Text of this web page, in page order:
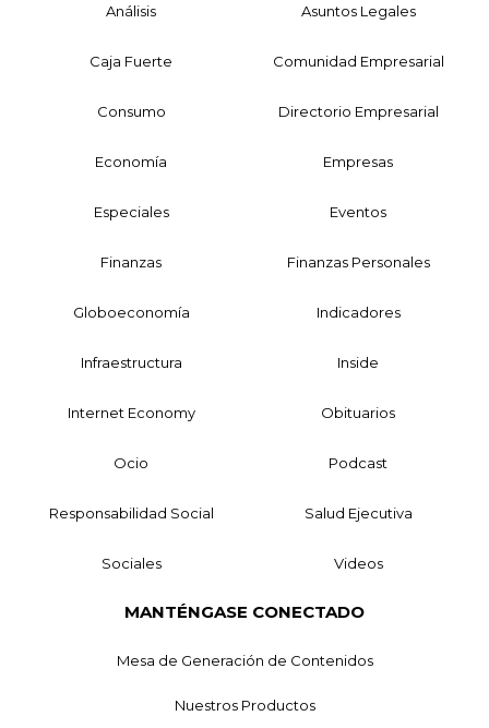
Análisis Asuntos Legales
Caja Fuerte Comunidad Empresarial
Consumo Directorio Empresarial
Economía Empresas
Especiales Eventos
Finanzas Finanzas Personales
Globoeconomía Indicadores
Infraestructura Inside
Internet Economy Obituarios
Ocio Podcast
Responsabilidad Social Salud Ejecutiva
Sociales Videos
MANTÉNGASE CONECTADO
Mesa de Generación de Contenidos
Nuestros Productos